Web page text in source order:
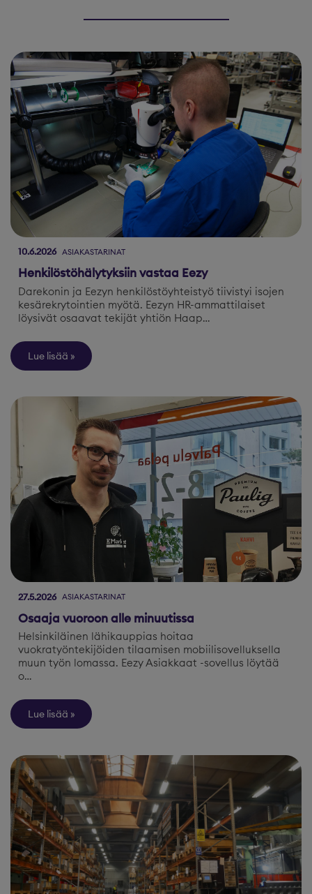
10.6.2026 ASIAKASTARINAT
Henkilöstöhälytyksiin vastaa Eezy
Darekonin ja Eezyn henkilöstöyhteistyö tiivistyi isojen
kesärekrytointien myötä. Eezyn HR-ammattilaiset
löysivät osaavat tekijät yhtiön Haap…
Lue lisää
27.5.2026 ASIAKASTARINAT
Osaaja vuoroon alle minuutissa
Helsinkiläinen lähikauppias hoitaa
vuokratyöntekijöiden tilaamisen mobiilisovelluksella
muun työn lomassa. Eezy Asiakkaat -sovellus löytää
o…
Lue lisää